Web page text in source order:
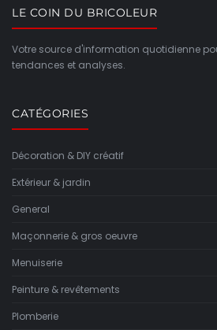
LE COIN DU BRICOLEUR
Votre source d'information quotidienne
tendances et analyses.
CATÉGORIES
Décoration & DIY créatif
Extérieur & jardin
General
Maçonnerie & gros oeuvre
Menuiserie
Peinture & revêtements
Plomberie